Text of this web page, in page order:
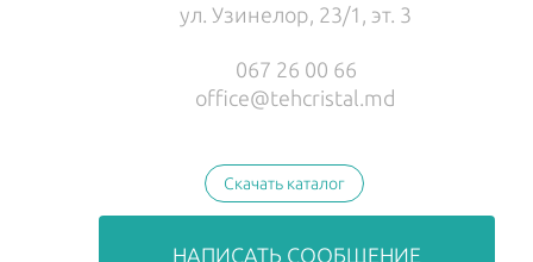
Скачать каталог
ул. Узинелор, 23/1, эт. 3
067 26 00 66
office@tehcristal.md
НАПИСАТЬ СООБЩЕНИЕ